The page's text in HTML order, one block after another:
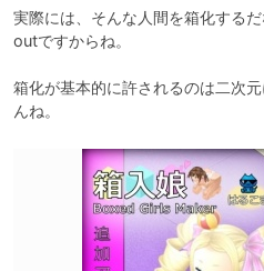
実際には、そんな人間を箱化する
outですからね。
箱化が基本的に許されるのは二次
んね。